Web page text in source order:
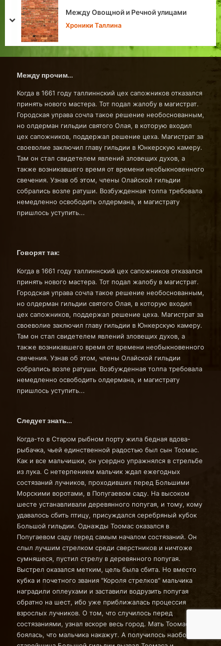
улицами
Кафе Николая
Вабадузе в Таллине
Личности в истории
prev
next
Между прочим…
Когда в 1661 году таллиннский цех сапожников отказался
принять нового мастера. Тот подал жалобу в магистрат.
Городская управа сочла такое решение необоснованным,
но олдерман гильдии святого Олая, в которую входил
цех сапожников, поддержал решение цеха. Магистрат за
своеволие заключил главу гильдии в Юнкерскую камеру.
Там он стал свидетелем явлений зловещих духов, а
также возникавшего время от времени необыкновенного
свечения. Узнав об этом, члены Олайской гильдии
собрались возле ратуши. Возбужденная толпа требовала
немедленно освободить олдермана, и магистрату
пришлось уступить...
Говорят так:
Когда в 1661 году таллиннский цех сапожников отказался
принять нового мастера. Тот подал жалобу в магистрат.
Городская управа сочла такое решение необоснованным,
но олдерман гильдии святого Олая, в которую входил
цех сапожников, поддержал решение цеха. Магистрат за
своеволие заключил главу гильдии в Юнкерскую камеру.
Там он стал свидетелем явлений зловещих духов, а
также возникавшего время от времени необыкновенного
свечения. Узнав об этом, члены Олайской гильдии
собрались возле ратуши. Возбужденная толпа требовала
немедленно освободить олдермана, и магистрату
пришлось уступить...
Следует знать…
Когда-то в Старом рыбном порту жила бедная вдова-
рыбачка, чьей единственной радостью был сын Тоомас.
Как и все мальчишки, он усердно упражнялся в стрельбе
из лука. С нетерпением мальчик ждал ежегодных
состязаний лучников, проходивших перед Большими
Морскими воротами, в Попугаевом саду. На высоком
шесте устанавливали деревянного попугая, и тому, кому
удавалось сбить птицу, присуждался серебряный кубок
Большой гильдии. Однажды Тоомас оказался в
Попугаевом саду перед самым началом состязаний. Он
слыл лучшим стрелком среди сверстников и ничтоже
сумняшеся, пустил стрелу в деревянного попугая.
Выстрел оказался метким, цель была сбита. Но вместо
кубка и почетного звания "Короля стрелков" мальчика
наградили оплеухами и заставили водрузить попугая
обратно на шест, ибо уже приближалась процессия
взрослых лучников. О том, что случилось перед
состязаниями, узнал вскоре весь город. Мать Тоомаса
боялась, что мальчика накажут. А получилось наоборот: